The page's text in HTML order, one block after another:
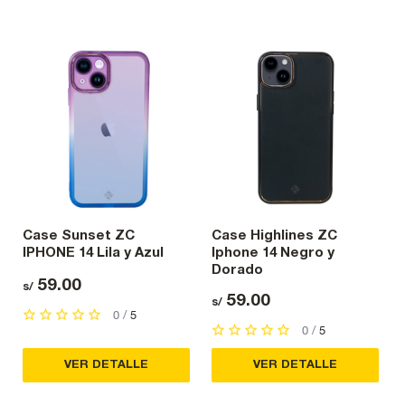
Case Sunset ZC
IPHONE 14 Lila y Azul
s/ 59.00
0 / 5
VER DETALLE
Case Highlines ZC
Iphone 14 Negro y
Dorado
s/ 59.00
0 / 5
VER DETALLE